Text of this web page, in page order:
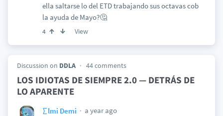
ella saltarse lo del ETD trabajando sus octavas cob
la ayuda de Mayo?🤔
4 View
Discussion on DDLA 44 comments
LOS IDIOTAS DE SIEMPRE 2.0 — DETRÁS DE
LO APARENTE
∑lmi Demi
a year ago